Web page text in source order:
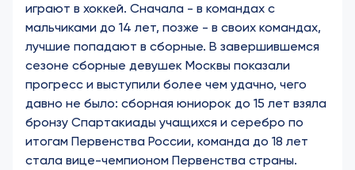
играют в хоккей. Сначала - в командах с
мальчиками до 14 лет, позже - в своих командах,
лучшие попадают в сборные. В завершившемся
сезоне сборные девушек Москвы показали
прогресс и выступили более чем удачно, чего
давно не было: сборная юниорок до 15 лет взяла
бронзу Спартакиады учащихся и серебро по
итогам Первенства России, команда до 18 лет
стала вице-чемпионом Первенства страны.